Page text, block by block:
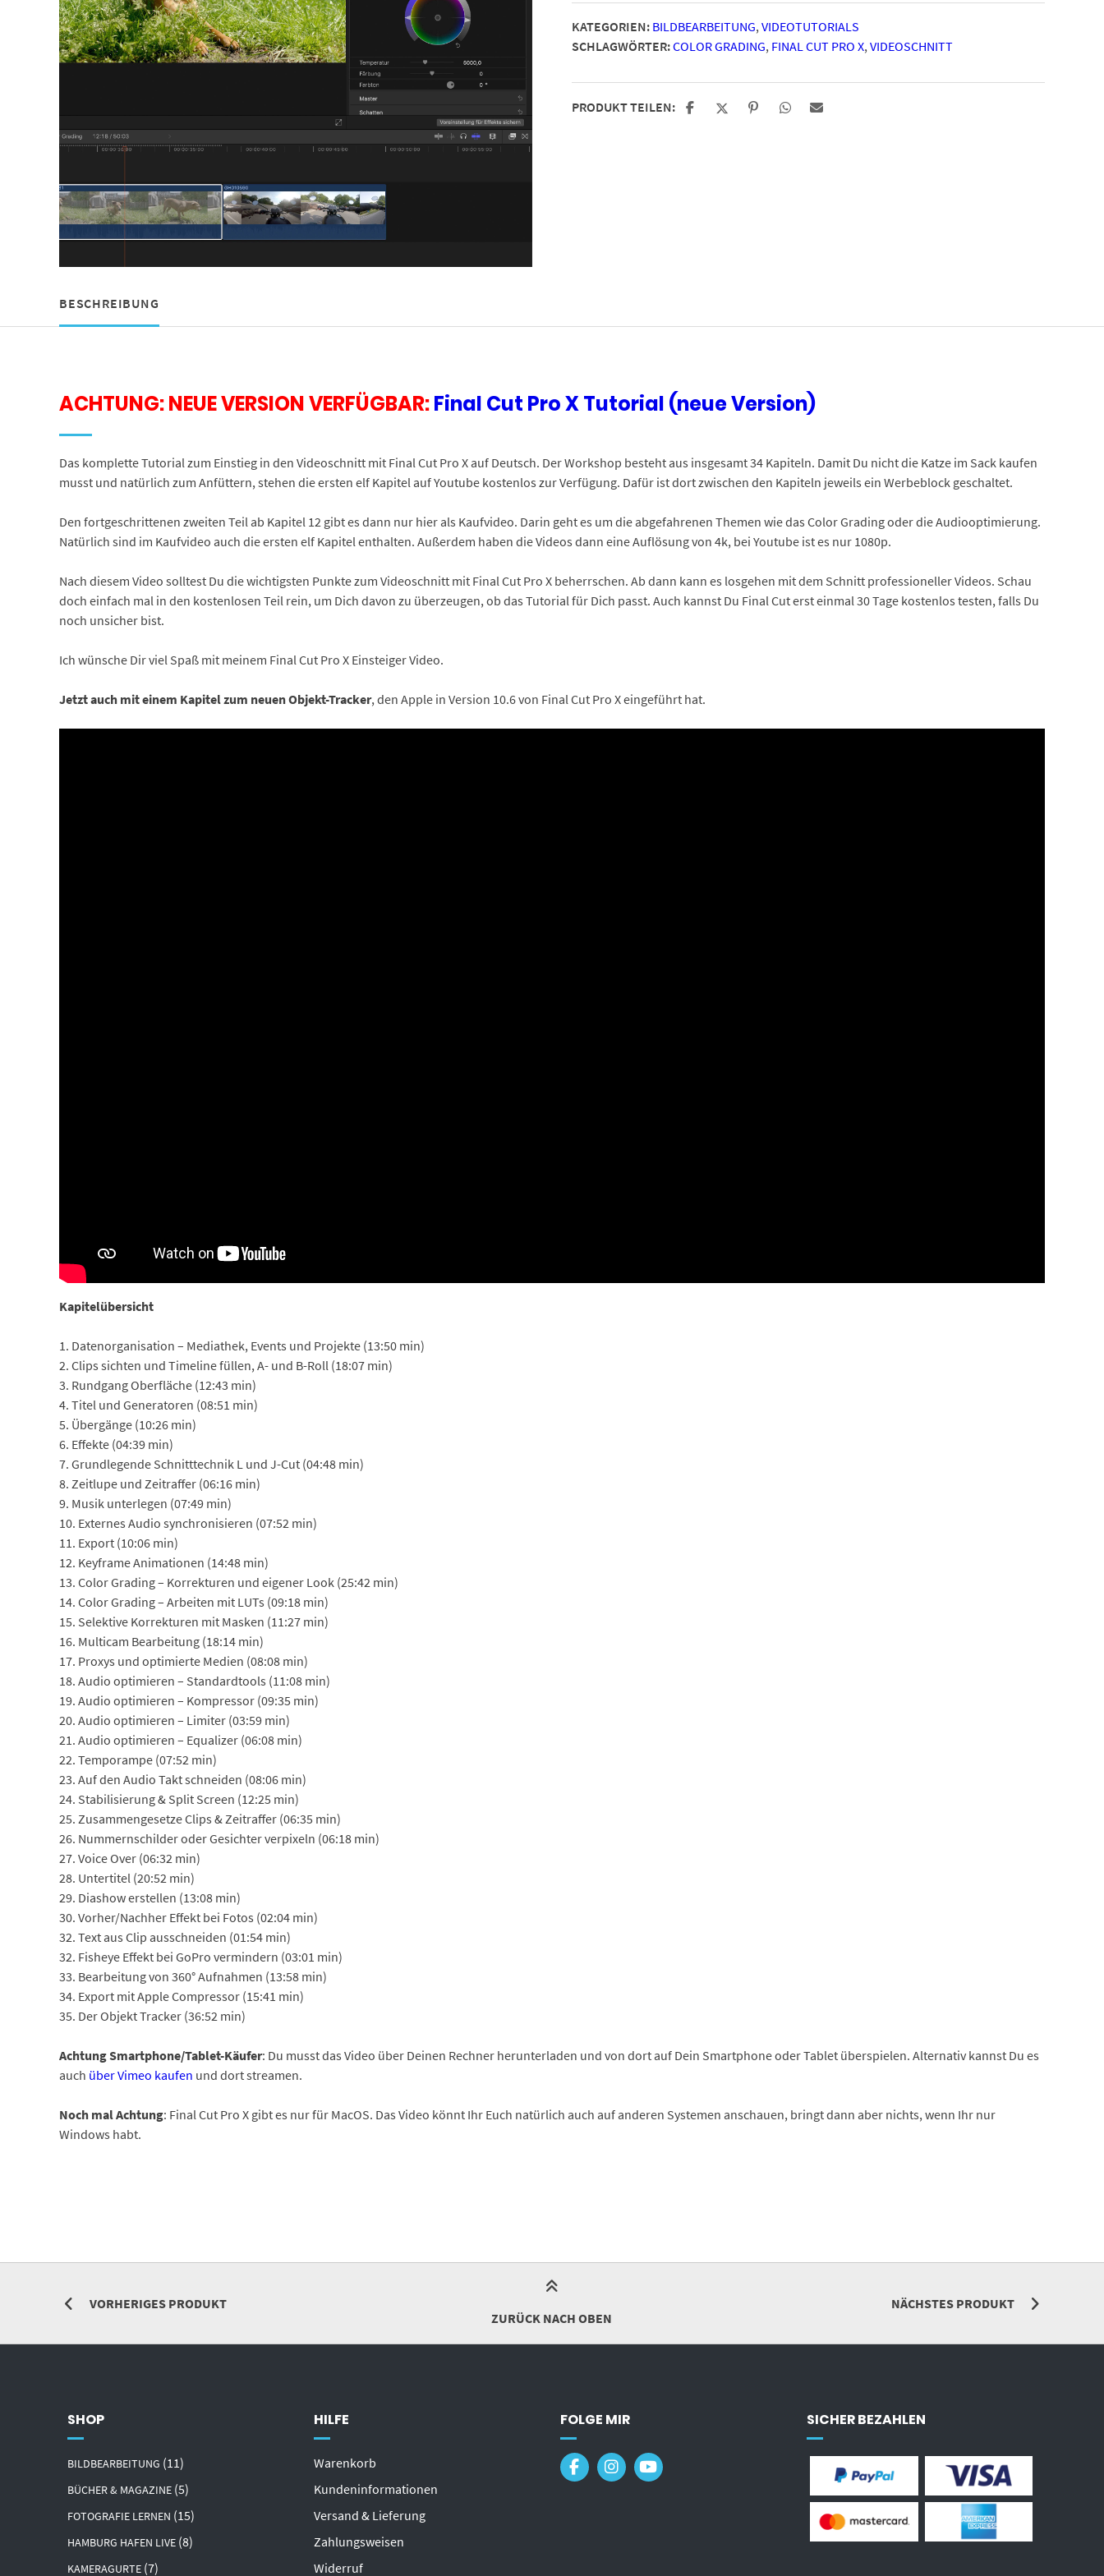
KATEGORIEN: BILDBEARBEITUNG, VIDEOTUTORIALS
SCHLAGWÖRTER:COLOR GRADING, FINAL CUT PRO X, VIDEOSCHNITT
PRODUKT TEILEN:
BESCHREIBUNG
ACHTUNG: NEUE VERSION VERFÜGBAR:Final Cut Pro X Tutorial (neue Version)
Das komplette Tutorial zum Einstieg in den Videoschnitt mit Final Cut Pro X auf Deutsch. Der Workshop besteht aus insgesamt 34 Kapiteln. Damit Du nicht die Katze im Sack kaufen
musst und natürlich zum Anfüttern, stehen die ersten elf Kapitel auf Youtube kostenlos zur Verfügung. Dafür ist dort zwischen den Kapiteln jeweils ein Werbeblock geschaltet.
Den fortgeschrittenen zweiten Teil ab Kapitel 12 gibt es dann nur hier als Kaufvideo. Darin geht es um die abgefahrenen Themen wie das Color Grading oder die Audiooptimierung.
Natürlich sind im Kaufvideo auch die ersten elf Kapitel enthalten. Außerdem haben die Videos dann eine Auflösung von 4k, bei Youtube ist es nur 1080p.
Nach diesem Video solltest Du die wichtigsten Punkte zum Videoschnitt mit Final Cut Pro X beherrschen. Ab dann kann es losgehen mit dem Schnitt professioneller Videos. Schau
doch einfach mal in den kostenlosen Teil rein, um Dich davon zu überzeugen, ob das Tutorial für Dich passt. Auch kannst Du Final Cut erst einmal 30 Tage kostenlos testen, falls Du
noch unsicher bist.
Ich wünsche Dir viel Spaß mit meinem Final Cut Pro X Einsteiger Video.
Jetzt auch mit einem Kapitel zum neuen Objekt-Tracker, den Apple in Version 10.6 von Final Cut Pro X eingeführt hat.
Kapitelübersicht
1. Datenorganisation – Mediathek, Events und Projekte (13:50 min)
2. Clips sichten und Timeline füllen, A- und B-Roll (18:07 min)
3. Rundgang Oberfläche (12:43 min)
4. Titel und Generatoren (08:51 min)
5. Übergänge (10:26 min)
6. Effekte (04:39 min)
7. Grundlegende Schnitttechnik L und J-Cut (04:48 min)
8. Zeitlupe und Zeitraffer (06:16 min)
9. Musik unterlegen (07:49 min)
10. Externes Audio synchronisieren (07:52 min)
11. Export (10:06 min)
12. Keyframe Animationen (14:48 min)
13. Color Grading – Korrekturen und eigener Look (25:42 min)
14. Color Grading – Arbeiten mit LUTs (09:18 min)
15. Selektive Korrekturen mit Masken (11:27 min)
16. Multicam Bearbeitung (18:14 min)
17. Proxys und optimierte Medien (08:08 min)
18. Audio optimieren – Standardtools (11:08 min)
19. Audio optimieren – Kompressor (09:35 min)
20. Audio optimieren – Limiter (03:59 min)
21. Audio optimieren – Equalizer (06:08 min)
22. Temporampe (07:52 min)
23. Auf den Audio Takt schneiden (08:06 min)
24. Stabilisierung & Split Screen (12:25 min)
25. Zusammengesetze Clips & Zeitraffer (06:35 min)
26. Nummernschilder oder Gesichter verpixeln (06:18 min)
27. Voice Over (06:32 min)
28. Untertitel (20:52 min)
29. Diashow erstellen (13:08 min)
30. Vorher/Nachher Effekt bei Fotos (02:04 min)
32. Text aus Clip ausschneiden (01:54 min)
32. Fisheye Effekt bei GoPro vermindern (03:01 min)
33. Bearbeitung von 360° Aufnahmen (13:58 min)
34. Export mit Apple Compressor (15:41 min)
35. Der Objekt Tracker (36:52 min)
Achtung Smartphone/Tablet-Käufer: Du musst das Video über Deinen Rechner herunterladen und von dort auf Dein Smartphone oder Tablet überspielen. Alternativ kannst Du es
auch über Vimeo kaufen und dort streamen.
Noch mal Achtung: Final Cut Pro X gibt es nur für MacOS. Das Video könnt Ihr Euch natürlich auch auf anderen Systemen anschauen, bringt dann aber nichts, wenn Ihr nur
Windows habt.
VORHERIGES PRODUKT
NÄCHSTES PRODUKT
ZURÜCK NACH OBEN
SHOP
BILDBEARBEITUNG (11)
BÜCHER & MAGAZINE (5)
FOTOGRAFIE LERNEN (15)
HAMBURG HAFEN LIVE (8)
KAMERAGURTE (7)
HILFE
Warenkorb
Kundeninformationen
Versand & Lieferung
Zahlungsweisen
Widerruf
FOLGE MIR SICHER BEZAHLEN